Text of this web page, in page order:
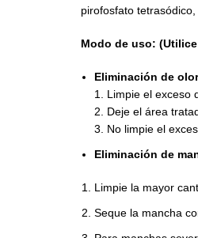
pirofosfato
Modo de uso:
Eliminación de
1. Limpie el exceso
2. Deje el área
3. No limpie el
Eliminación de
Limpie la mayor
Seque la mancha